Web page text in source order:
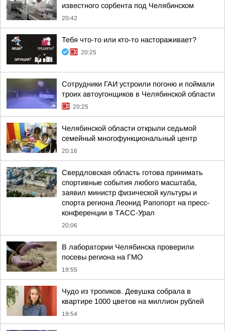
известного сорбента под Челябинском
20:42
Тебя что-то или кто-то настораживает?
20:25
Сотрудники ГАИ устроили погоню и поймали
троих автоугонщиков в Челябинской области
20:25
Челябинской области открыли седьмой
семейный многофункциональный центр
20:16
Свердловская область готова принимать
спортивные события любого масштаба,
заявил министр физической культуры и
спорта региона Леонид Рапопорт на пресс-
конференции в ТАСС-Урал
20:06
В лаборатории Челябинска проверили
посевы региона на ГМО
19:55
Чудо из тропиков. Девушка собрала в
квартире 1000 цветов на миллион рублей
19:54